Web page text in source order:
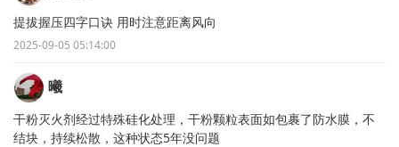
提拔握压四字口诀 用时注意距离风向
2025-09-05 05:14:00
曦
干粉灭火剂经过特殊硅化处理，干粉颗粒表面如包裹了防水膜，不
结块，持续松散，这种状态5年没问题